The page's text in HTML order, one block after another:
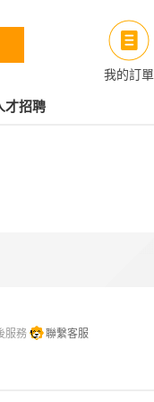
我的訂單
才招聘
服務 聯繫客服